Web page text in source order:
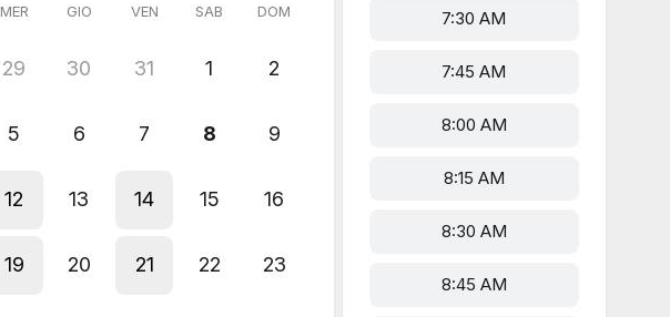
MER GIO VEN SAB DOM
29 30 31 1 2
5 6 7 8 9
12 13 14 15 16
19 20 21 22 23
7:30 AM
7:45 AM
8:00 AM
8:15 AM
8:30 AM
8:45 AM